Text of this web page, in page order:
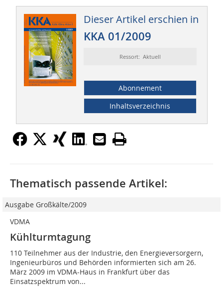
Dieser Artikel erschien in
KKA 01/2009
Ressort: Aktuell
Abonnement
Inhaltsverzeichnis
Thematisch passende Artikel:
Ausgabe Großkälte/2009
VDMA
Kühlturmtagung
110 Teilnehmer aus der Industrie, den Energieversorgern,
Ingenieurbüros und Behörden informierten sich am 26.
März 2009 im VDMA-Haus in Frankfurt über das
Einsatzspektrum von...